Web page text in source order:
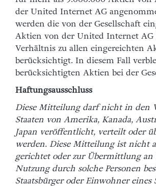
der United Internet AG
werden die von der Gesellschaft
Aktien von der United Internet
Verhältnis zu allen eingereichten
berücksichtigt. In diesem Fall
berücksichtigten Aktien bei der
Haftungsausschluss
Diese Mitteilung darf nicht in den
Staaten von Amerika, Kanada,
Japan veröffentlicht, verteilt oder
werden. Diese Mitteilung ist nicht
gerichtet oder zur Übermittlung an
Nutzung durch solche Personen
Staatsbürger oder Einwohner eines